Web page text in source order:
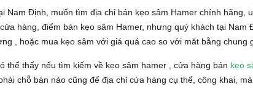
Nam Định, muốn tìm địa chỉ bán kẹo sâm Hamer chính
hàng, điểm bán kẹo sâm Hamer, nhưng quý khách tại
, hoặc mua kẹo sâm với giá quá cao so với măt bằng chung
thể thấy nếu tìm kiếm về kẹo sâm hamer , cửa hàng bán kẹo
chỗ bán nào cũng để địa chỉ cửa hàng cụ thể, công khai,